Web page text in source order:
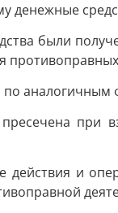
денежные
были
аналогичным
действия и